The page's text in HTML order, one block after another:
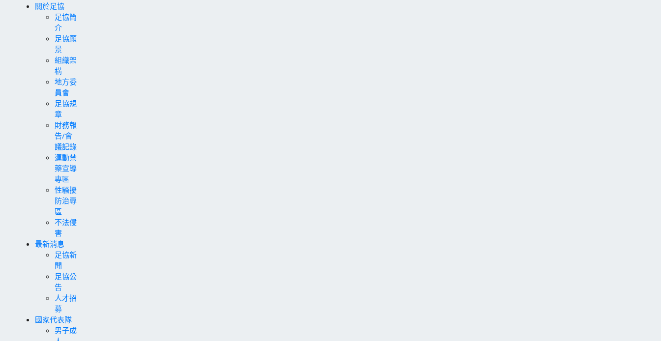
關於足協
足協簡
介
足協願
景
組織架
構
地方委
員會
足協規
章
財務報
告/會
議記錄
運動禁
藥宣導
專區
性騷擾
防治專
區
不法侵
害
最新消息
足協新
聞
足協公
告
人才招
募
國家代表隊
男子成